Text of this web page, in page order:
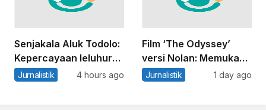
lebih adil
Senjakala Aluk Todolo:
Kepercayaan leluhur
penjaga alam di
Jurnalistik 4 hours ago
Film ‘The Odyssey’
versi Nolan: Memukau
dan mendebarkan, tapi
Jurnalistik 1 day ago